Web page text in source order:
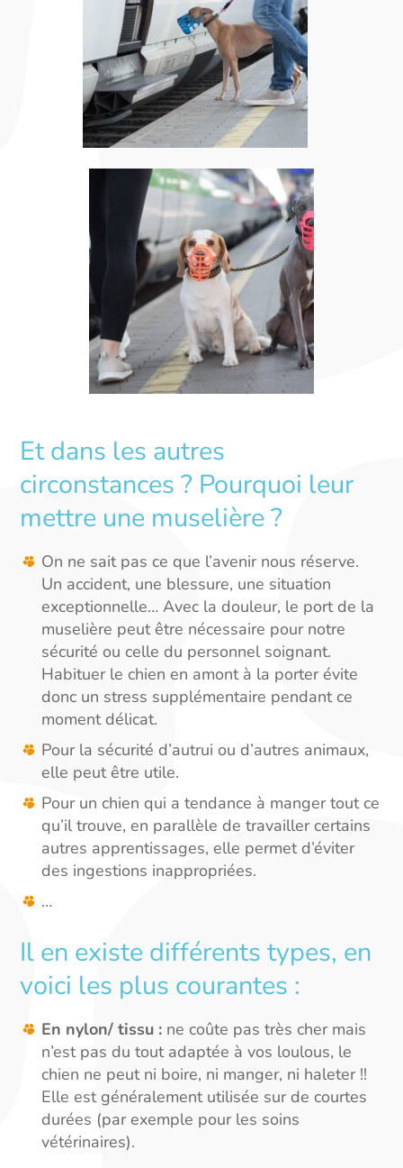
Et dans les autres
circonstances ? Pourquoi leur
mettre une muselière ?
On ne sait pas ce que l’avenir nous réserve.
Un accident, une blessure, une situation
exceptionnelle… Avec la douleur, le port de la
muselière peut être nécessaire pour notre
sécurité ou celle du personnel soignant.
Habituer le chien en amont à la porter évite
donc un stress supplémentaire pendant ce
moment délicat.
Pour la sécurité d’autrui ou d’autres animaux,
elle peut être utile.
Pour un chien qui a tendance à manger tout ce
qu’il trouve, en parallèle de travailler certains
autres apprentissages, elle permet d’éviter
des ingestions inappropriées.
…
Il en existe différents types, en
voici les plus courantes :
En nylon/ tissu : ne coûte pas très cher mais
n’est pas du tout adaptée à vos loulous, le
chien ne peut ni boire, ni manger, ni haleter !!
Elle est généralement utilisée sur de courtes
durées (par exemple pour les soins
vétérinaires).